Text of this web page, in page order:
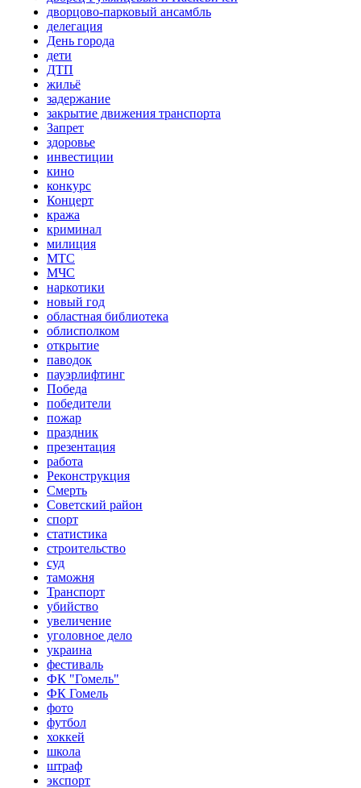
дворцово-парковый ансамбль
делегация
День города
дети
ДТП
жильё
задержание
закрытие движения транспорта
Запрет
здоровье
инвестиции
кино
конкурс
Концерт
кража
криминал
милиция
МТС
МЧС
наркотики
новый год
областная библиотека
облисполком
открытие
паводок
пауэрлифтинг
Победа
победители
пожар
праздник
презентация
работа
Реконструкция
Смерть
Советский район
спорт
статистика
строительство
суд
таможня
Транспорт
убийство
увеличение
уголовное дело
украина
фестиваль
ФК "Гомель"
ФК Гомель
фото
футбол
хоккей
школа
штраф
экспорт